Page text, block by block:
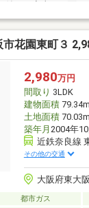
近物件で、民泊な
ットＫＩＮＳＨＯ
ーサンコー若江岩
まで約６８０ｍ、セ
９０ｍで、買物に
岩田西小学校まで
くるみ保育園まで約
花園東町３
2,980万円
間取り 3LDK
建物面積79.34m
土地面積70.03m
築年月 2004年
近鉄奈良線
その他の交通
大阪府東大
都市ガス